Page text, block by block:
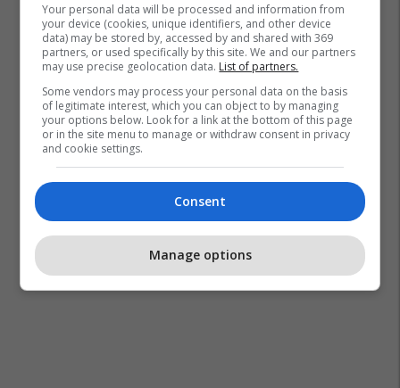
Your personal data will be processed and information from
your device (cookies, unique identifiers, and other device
data) may be stored by, accessed by and shared with 369
partners, or used specifically by this site. We and our partners
may use precise geolocation data. List of partners.
Some vendors may process your personal data on the basis
of legitimate interest, which you can object to by managing
your options below. Look for a link at the bottom of this page
or in the site menu to manage or withdraw consent in privacy
and cookie settings.
Consent
Manage options